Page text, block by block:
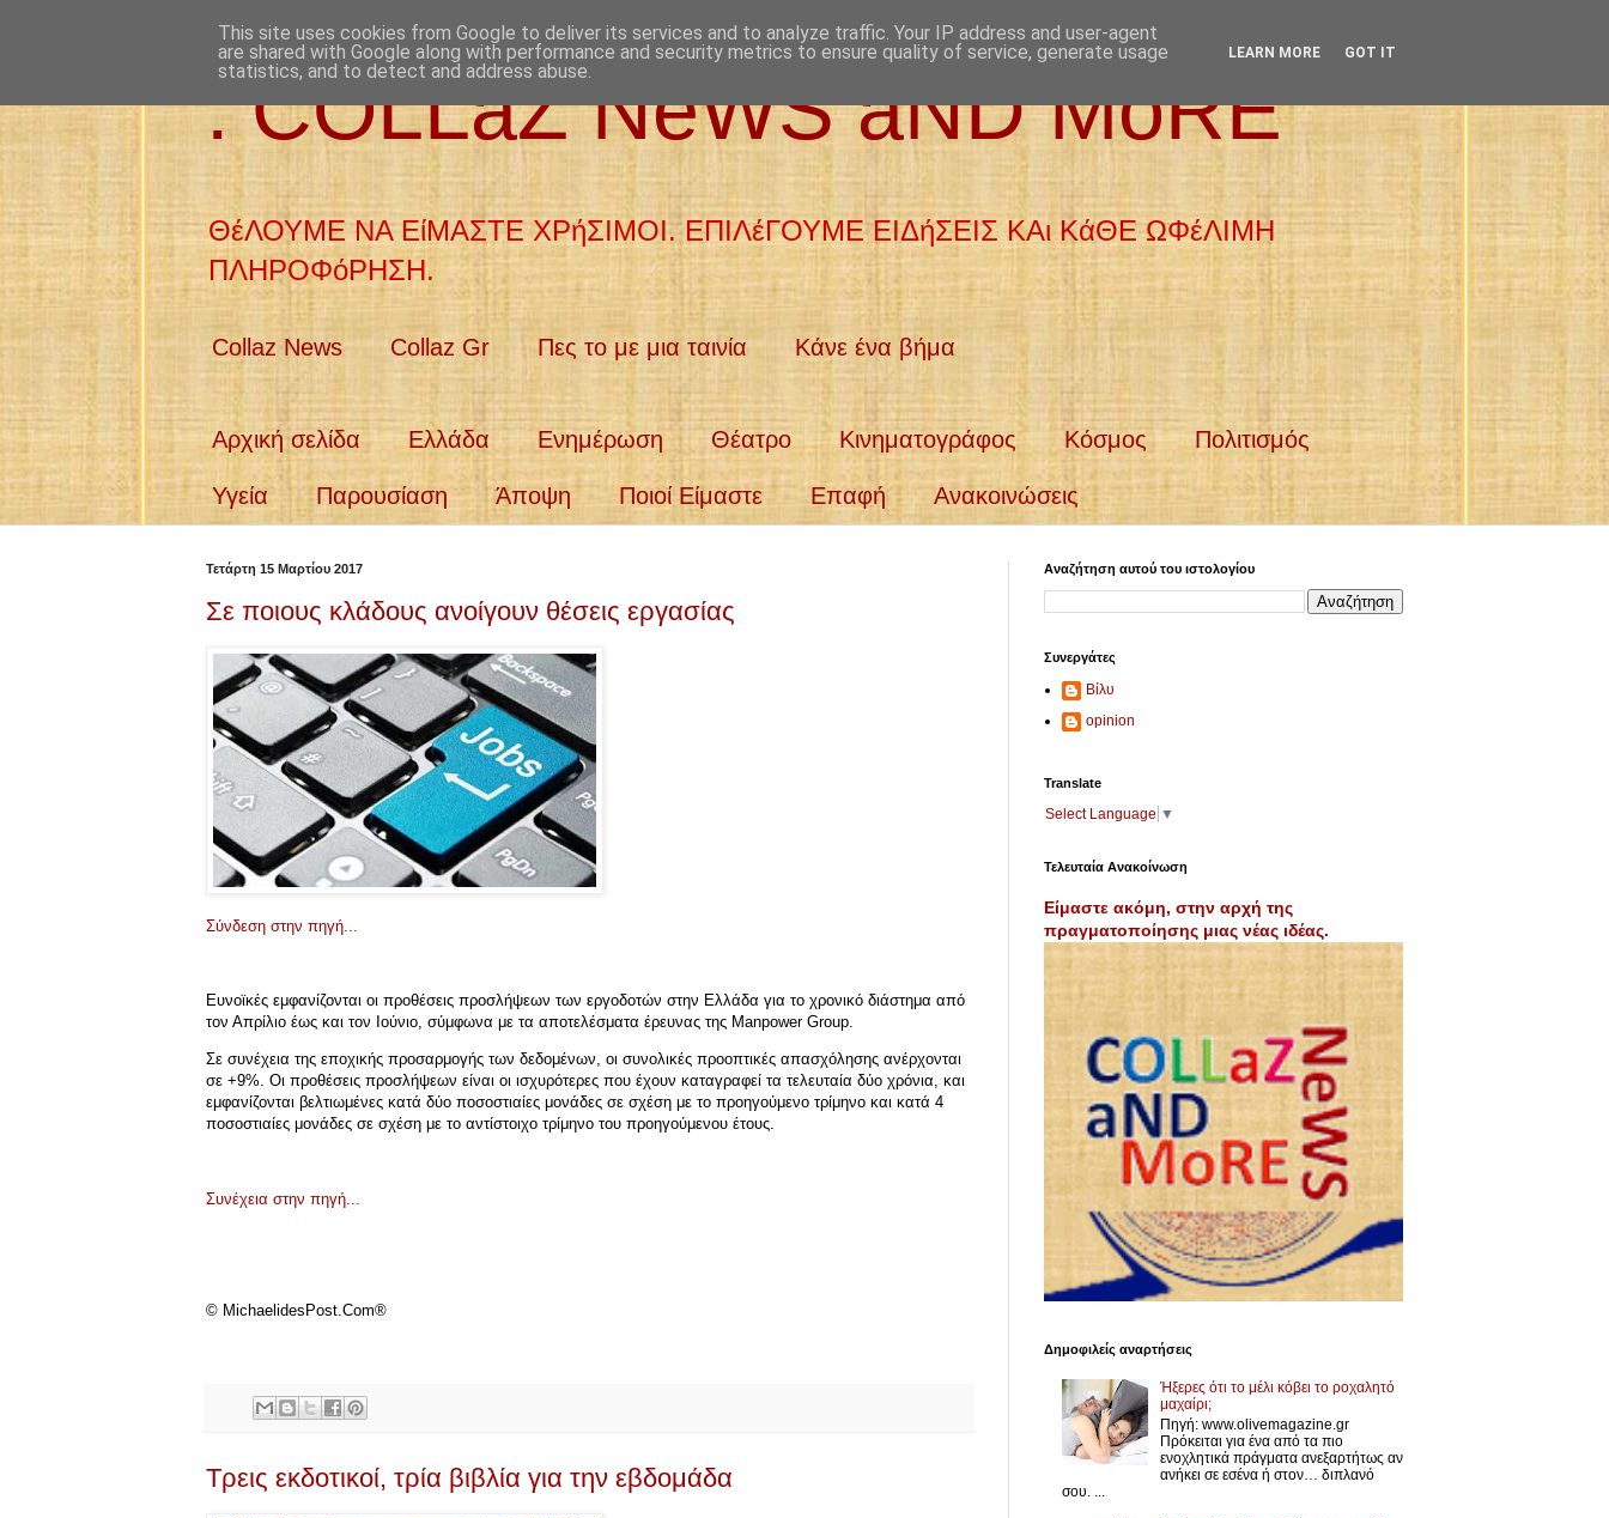
: COLLaZ NeWS aND MoRE
ΘέΛΟΥΜΕ ΝΑ ΕίΜΑΣΤΕ ΧΡήΣΙΜΟΙ. ΕΠΙΛέΓΟΥΜΕ ΕΙΔήΣΕΙΣ ΚΑι ΚάΘΕ ΩΦέΛΙΜΗ
ΠΛΗΡΟΦόΡΗΣΗ.
Collaz News Collaz Gr Πες το με μια ταινία Κάνε ένα βήμα
Αρχική σελίδα Ελλάδα Ενημέρωση Θέατρο Κινηματογράφος Κόσμος Πολιτισμός
Υγεία Παρουσίαση Άποψη Ποιοί Είμαστε Επαφή Ανακοινώσεις
Τετάρτη 15 Μαρτίου 2017
Σε ποιους κλάδους ανοίγουν θέσεις εργασίας
Σύνδεση στην πηγή...
Ευνοϊκές εμφανίζονται οι προθέσεις προσλήψεων των εργοδοτών στην Ελλάδα για το χρονικό διάστημα από
τον Απρίλιο έως και τον Ιούνιο, σύμφωνα με τα αποτελέσματα έρευνας της Manpower Group.
Σε συνέχεια της εποχικής προσαρμογής των δεδομένων, οι συνολικές προοπτικές απασχόλησης ανέρχονται
σε +9%. Οι προθέσεις προσλήψεων είναι οι ισχυρότερες που έχουν καταγραφεί τα τελευταία δύο χρόνια, και
εμφανίζονται βελτιωμένες κατά δύο ποσοστιαίες μονάδες σε σχέση με το προηγούμενο τρίμηνο και κατά 4
ποσοστιαίες μονάδες σε σχέση με το αντίστοιχο τρίμηνο του προηγούμενου έτους.
Συνέχεια στην πηγή...
© MichaelidesPost.Com®
Τρεις εκδοτικοί, τρία βιβλία για την εβδομάδα
Αναζήτηση αυτού του ιστολογίου
Συνεργάτες
Βίλυ
opinion
Translate
Select Language ▼
Τελευταία Ανακοίνωση
Είμαστε ακόμη, στην αρχή της
πραγματοποίησης μιας νέας ιδέας.
Δημοφιλείς αναρτήσεις
Ήξερες ότι το μέλι κόβει το ροχαλητό
μαχαίρι;
Πηγή: www.olivemagazine.gr
Πρόκειται για ένα από τα πιο
ενοχλητικά πράγματα ανεξαρτήτως αν
ανήκει σε εσένα ή στον… διπλανό
σου. ...
This site uses cookies from Google to deliver its services and to analyze traffic. Your IP address and user-agent
are shared with Google along with performance and security metrics to ensure quality of service, generate usage
statistics, and to detect and address abuse.
LEARN MORE GOT IT